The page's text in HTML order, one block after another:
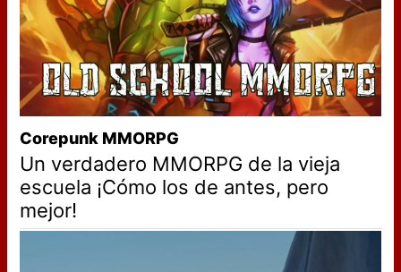
Corepunk MMORPG
Un verdadero MMORPG de la vieja
escuela ¡Cómo los de antes, pero
mejor!